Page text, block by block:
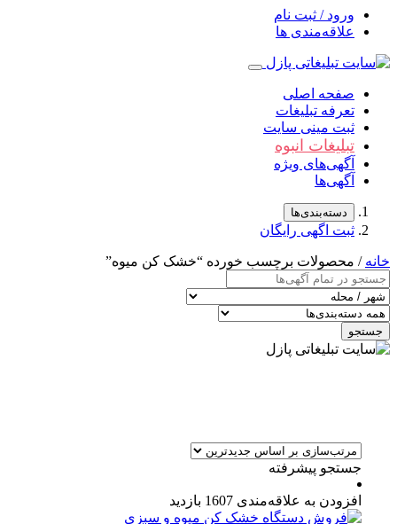
ورود / ثبت نام
علاقه‌مندی ها
صفحه اصلی
تعرفه تبلیغات
ثبت مینی سایت
تبلیغات انبوه
آگهی‌های ویژه
آگهی‌ها
دسته‌بندی‌ها
ثبت اگهی رایگان
خانه / محصولات برچسب خورده “خشک کن میوه”
جستجو
جستجو پیشرفته
افزودن به علاقه‌مندی 1607 بازدید